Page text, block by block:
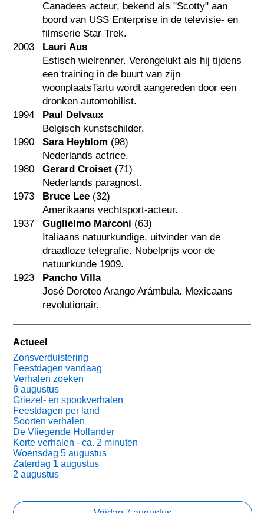
Canadees acteur, bekend als "Scotty" aan
boord van USS Enterprise in de televisie- en
filmserie Star Trek.
2003
Lauri Aus
Estisch wielrenner. Verongelukt als hij tijdens
een training in de buurt van zijn
woonplaatsTartu wordt aangereden door een
dronken automobilist.
1994
Paul Delvaux
Belgisch kunstschilder.
1990
Sara Heyblom (98)
Nederlands actrice.
1980
Gerard Croiset (71)
Nederlands paragnost.
1973
Bruce Lee (32)
Amerikaans vechtsport-acteur.
1937
Guglielmo Marconi (63)
Italiaans natuurkundige, uitvinder van de
draadloze telegrafie. Nobelprijs voor de
natuurkunde 1909.
1923
Pancho Villa
José Doroteo Arango Arámbula. Mexicaans
revolutionair.
Actueel
Zonsverduistering
Feestdagen vandaag
Verhalen zoeken
6 augustus
Griezel- en spookverhalen
Feestdagen per land
Soorten verhalen
De Vliegende Hollander
Korte verhalen - ca. 2 minuten
Woensdag 5 augustus
Zaterdag 1 augustus
2 augustus